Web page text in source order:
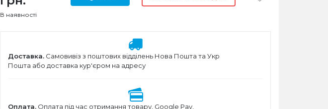
В наявності
Доставка. Самовивіз з поштових відділень Нова Пошта та Укр
Пошта або доставка кур'єром на адресу
Оплата. Оплата під час отримання товару, Google Pay,